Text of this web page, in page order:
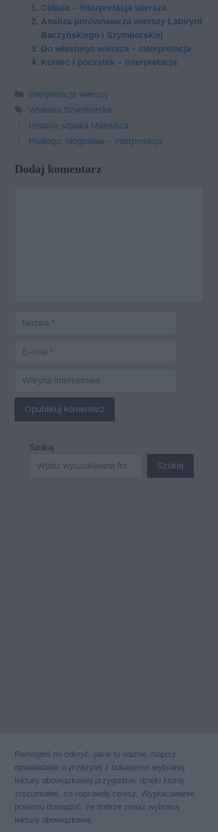
Cebula – interpretacja wiersza
Analiza porównawcza wierszy Labirynt
Baczyńskiego i Szymborskiej
Do własnego wiersza – interpretacja
Koniec i początek – interpretacja
Kategorie
interpretacje wierszy
Tagi
Wisława Szymborska
Historia szpaka Mateusza
Podłogo, błogosław – interpretacja
Dodaj komentarz
Witryna
internetowa
Szukaj
Szukaj
Pomogłeś mi odkryć, jakie to ważne. Napisz
opowiadanie o przeżytej z bohaterem wybranej
lektury obowiązkowej przygodzie, dzięki której
zrozumiałeś, co naprawdę cenisz. Wypracowanie
powinno dowodzić, że dobrze znasz wybraną
lekturę obowiązkową.